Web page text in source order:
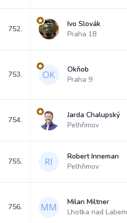
752.
Ivo Slovák
Praha 18
753.
Okňob
Praha 9
754.
Jarda Chalupský
Pelhřimov
755.
Robert Inneman
Pelhřimov
756.
Milan Miltner
Lhotka nad Labem